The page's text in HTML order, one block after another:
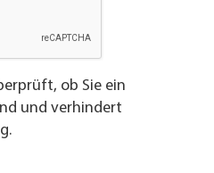
ob Sie ein
und verhindert